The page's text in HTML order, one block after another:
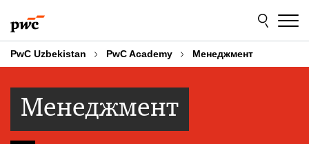
to
content
to
footer
PwC Uzbekistan PwC Academy Менеджмент
Менеджмент